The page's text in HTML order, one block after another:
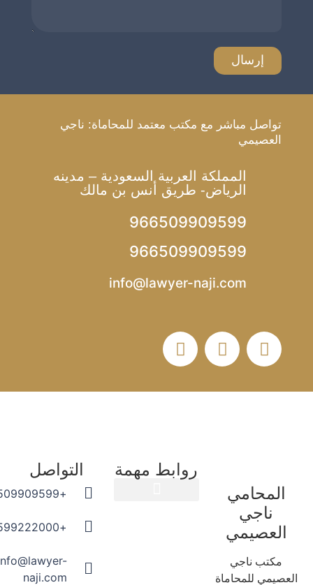
تواصل مباشر مع مكتب معتمد للمحاماة: ناجي
العصيمي
المملكة العربية السعودية – مدينه
الرياض- طريق أنس بن مالك
966509909599
966509909599
info@lawyer-naji.com
المحامي
ناجي
العصيمي
مكتب ناجي
للمحاماة
روابط مهمة التواصل
info@lawyer-
naji.com